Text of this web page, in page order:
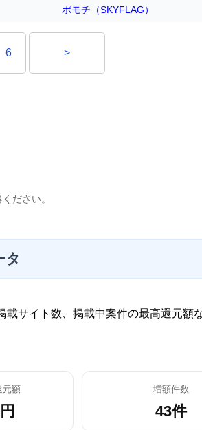
ポモチ（SKYFLAG）
6 >
ださい。
タ
サイト数、掲載中案件の最高還元額
元額 増額件数
43件